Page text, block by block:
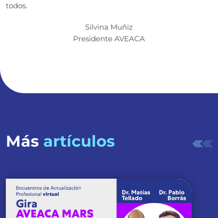
todos.
Silvina Muñiz
Presidente AVEACA
Más artículos